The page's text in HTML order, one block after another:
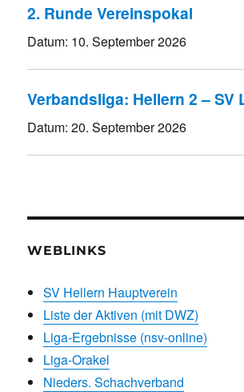
2. Runde Vereinspokal
Datum: 10. September 2026
Verbandsliga: Hellern 2 – SV
Datum:20. September 2026
WEBLINKS
SV Hellern Hauptverein
Liste der Aktiven (mit DWZ)
Liga-Ergebnisse (nsv-online)
Liga-Orakel
Nieders. Schachverband